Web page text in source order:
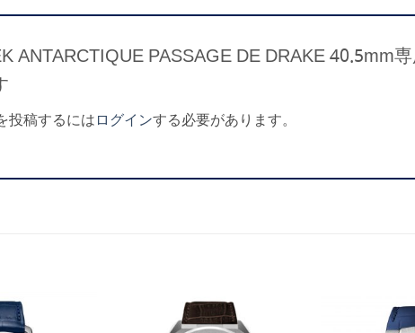
ANTARCTIQUE PASSAGE DE DRAKE 40.5mm
投稿するにはログインする必要があります。